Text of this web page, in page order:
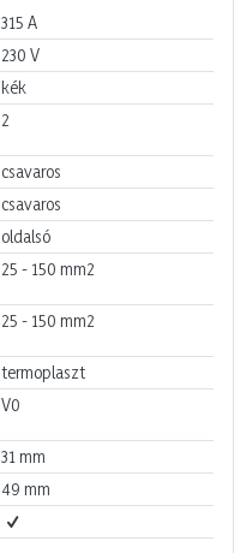
315 A
230 V
kék
2
csavaros
csavaros
oldalsó
25 - 150 mm2
25 - 150 mm2
termoplaszt
V0
31 mm
49 mm